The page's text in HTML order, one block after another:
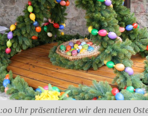
Uhr präsentieren wir den neuen